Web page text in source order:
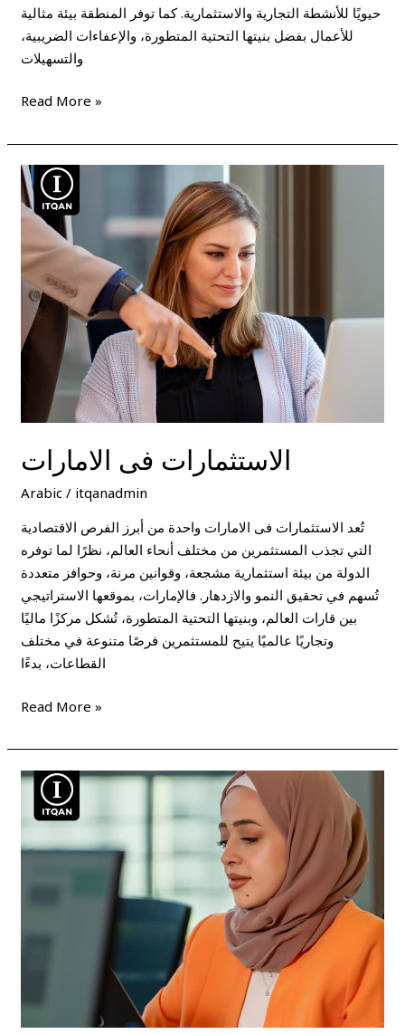
حيويًا للأنشطة التجارية والاستثمارية. كما توفر المنطقة بيئة مثالية
للأعمال بفضل بنيتها التحتية المتطورة، والإعفاءات الضريبية،
والتسهيلات
Read More »
الاستثمارات فى الامارات
Arabic / itqanadmin
تُعد الاستثمارات فى الامارات واحدة من أبرز الفرص الاقتصادية
التي تجذب المستثمرين من مختلف أنحاء العالم، نظرًا لما توفره
الدولة من بيئة استثمارية مشجعة، وقوانين مرنة، وحوافز متعددة
تُسهم في تحقيق النمو والازدهار. فالإمارات، بموقعها الاستراتيجي
بين قارات العالم، وبنيتها التحتية المتطورة، تُشكل مركزًا ماليًا
وتجاريًا عالميًا يتيح للمستثمرين فرصًا متنوعة في مختلف
القطاعات، بدءًا
الاستثمارات
فى
الامارات
Read More »
انشاء
شركة
في
المنطقة